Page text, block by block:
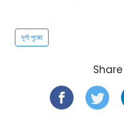
দূর্গা পুজো